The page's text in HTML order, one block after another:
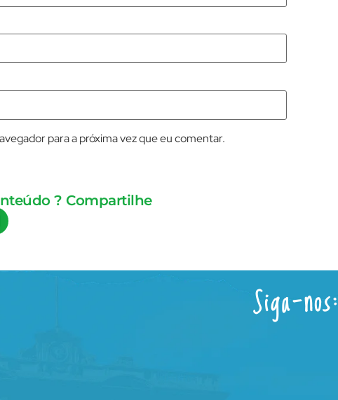
para a próxima vez que eu comentar.
? Compartilhe
Siga-nos: